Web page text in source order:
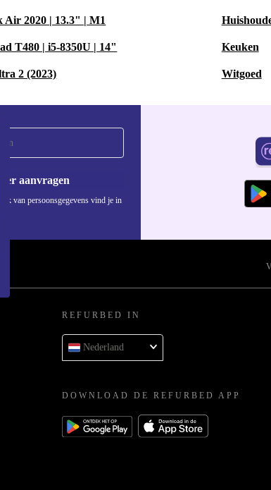
Air 2020 | 13.3" | M1
T480 | i5-8350U | 14"
2 (2023)
Keuken
Witgoed
aanvragen
van persoonsgegevens vind je in
REFURBED IN
Nederland
DOWNLOAD DE REFURBED APP